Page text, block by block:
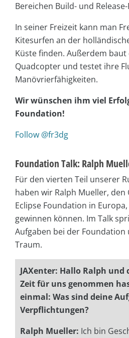
Bereichen Build- und
In seiner Freizeit kann man
Kitesurfen an der
Küste finden. Außerdem
Quadcopter und testet ihre
Manövrierfähigkeiten.
Wir wünschen ihm viel
Foundation!
Follow @fr3dg
Foundation Talk: Ralph
Für den vierten Teil unserer
haben wir Ralph Mueller,
Eclipse Foundation in
gewinnen können. Im Talk
Aufgaben bei der
Traum.
JAXenter: Hallo Ralph und
Zeit für uns genommen
einmal: Was sind deine
Verpflichtungen?
Ralph Mueller: Ich bin